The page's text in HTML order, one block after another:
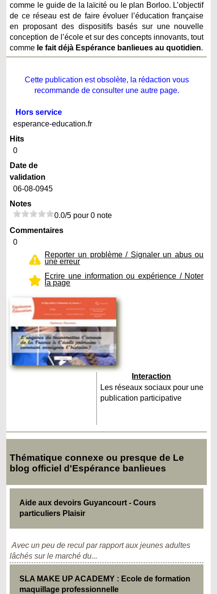
comme le guide de la laïcité ou le plan Borloo. L’objectif
de ce réseau est de faire évoluer l’éducation française
en proposant des dispositifs basés sur une nouvelle
conception de l’école et sur des concepts innovants, tout
comme le fait déjà Espérance banlieues au quotidien.
Cette publication est obsolète, la rédaction vous
recommande de consulter une autre page.
Hors service
esperance-education.fr
Hits
0
Date de
validation
06-08-0945
Notes
0.0/5 pour 0 note
Commentaires
0
Reporter un problème / Signaler un abus ou
une erreur
Ecrire une information ou expérience / Noter
la page
Interaction
Les réseaux sociaux pour une
publication participative
Thématique connexe ou presque de Le
blog officiel d'Espérance banlieues
Aide aux devoirs Guyancourt - Cours
particuliers Plaisir
Avec un peu de recul par rapport aux jeunes adultes
lâchés sur le marché du...
SLA MAKE UP ACADEMY : Ecole de formation
maquillage professionnelle